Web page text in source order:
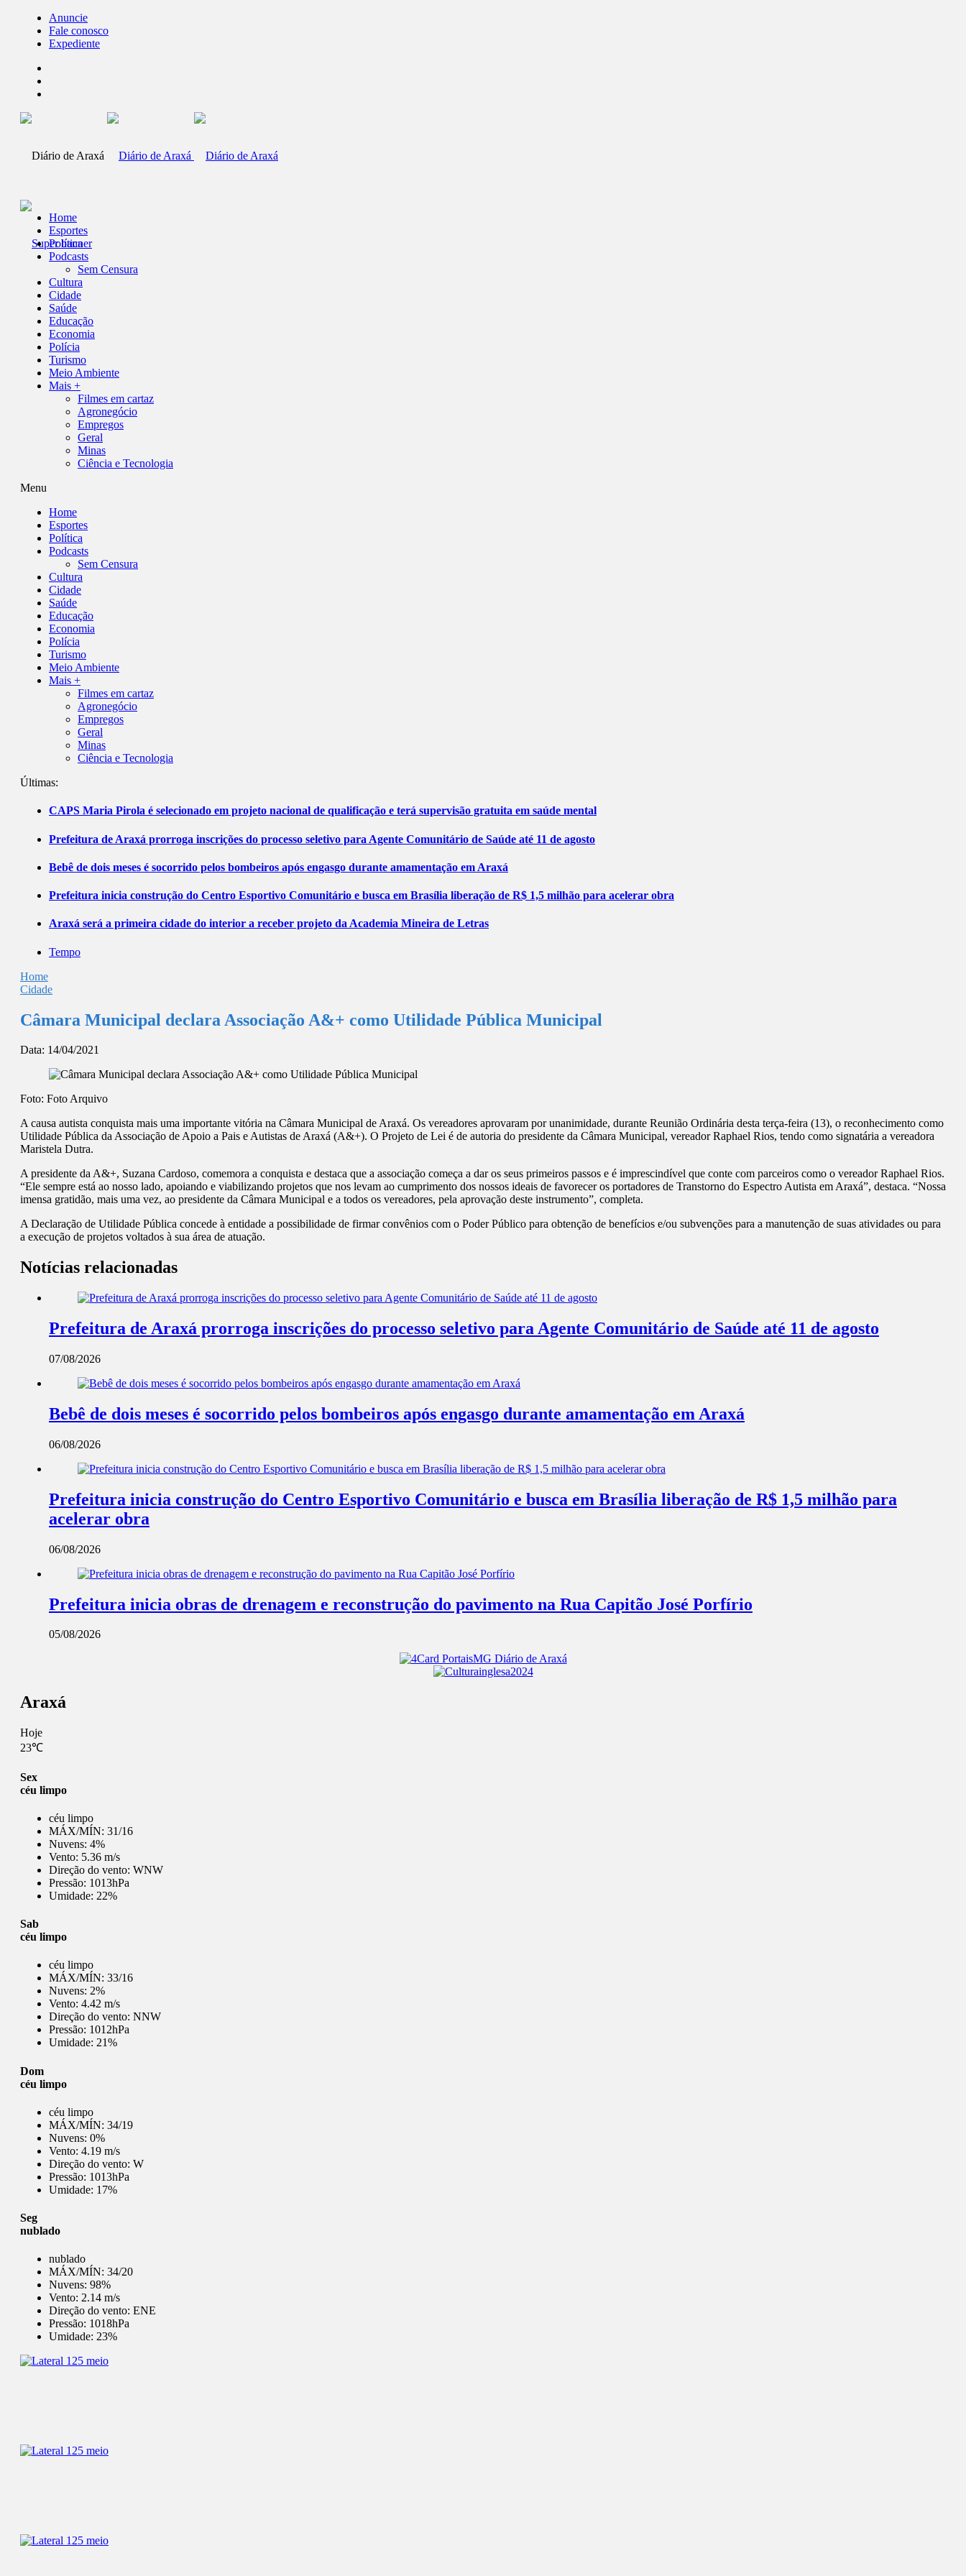
Anuncie
Fale conosco
Expediente
Home
Esportes
Política
Podcasts
Sem Censura
Cultura
Cidade
Saúde
Educação
Economia
Polícia
Turismo
Meio Ambiente
Mais +
Filmes em cartaz
Agronegócio
Empregos
Geral
Minas
Ciência e Tecnologia
Menu
Home
Esportes
Política
Podcasts
Sem Censura
Cultura
Cidade
Saúde
Educação
Economia
Polícia
Turismo
Meio Ambiente
Mais +
Filmes em cartaz
Agronegócio
Empregos
Geral
Minas
Ciência e Tecnologia
Últimas:
CAPS Maria Pirola é selecionado em projeto nacional de qualificação e terá supervisão gratuita em saúde mental
Prefeitura de Araxá prorroga inscrições do processo seletivo para Agente Comunitário de Saúde até 11 de agosto
Bebê de dois meses é socorrido pelos bombeiros após engasgo durante amamentação em Araxá
Prefeitura inicia construção do Centro Esportivo Comunitário e busca em Brasília liberação de R$ 1,5 milhão para acelerar obra
Araxá será a primeira cidade do interior a receber projeto da Academia Mineira de Letras
Tempo
Home
Cidade
Câmara Municipal declara Associação A&+ como Utilidade Pública Municipal
Data: 14/04/2021
Foto: Foto Arquivo
A causa autista conquista mais uma importante vitória na Câmara Municipal de Araxá. Os vereadores aprovaram por unanimidade, durante Reunião Ordinária desta terça-feira (13), o reconhecimento como
Utilidade Pública da Associação de Apoio a Pais e Autistas de Araxá (A&+). O Projeto de Lei é de autoria do presidente da Câmara Municipal, vereador Raphael Rios, tendo como signatária a vereadora
Maristela Dutra.
A presidente da A&+, Suzana Cardoso, comemora a conquista e destaca que a associação começa a dar os seus primeiros passos e é imprescindível que conte com parceiros como o vereador Raphael Rios.
“Ele sempre está ao nosso lado, apoiando e viabilizando projetos que nos levam ao cumprimento dos nossos ideais de favorecer os portadores de Transtorno do Espectro Autista em Araxá”, destaca. “Nossa
imensa gratidão, mais uma vez, ao presidente da Câmara Municipal e a todos os vereadores, pela aprovação deste instrumento”, completa.
A Declaração de Utilidade Pública concede à entidade a possibilidade de firmar convênios com o Poder Público para obtenção de benefícios e/ou subvenções para a manutenção de suas atividades ou para
a execução de projetos voltados à sua área de atuação.
Notícias relacionadas
Prefeitura de Araxá prorroga inscrições do processo seletivo para Agente Comunitário de Saúde até 11 de agosto
07/08/2026
Bebê de dois meses é socorrido pelos bombeiros após engasgo durante amamentação em Araxá
06/08/2026
Prefeitura inicia construção do Centro Esportivo Comunitário e busca em Brasília liberação de R$ 1,5 milhão para
acelerar obra
06/08/2026
Prefeitura inicia obras de drenagem e reconstrução do pavimento na Rua Capitão José Porfírio
05/08/2026
Araxá
Hoje
23℃
Sex
céu limpo
céu limpo
MÁX/MÍN: 31/16
Nuvens: 4%
Vento: 5.36 m/s
Direção do vento: WNW
Pressão: 1013hPa
Umidade: 22%
Sab
céu limpo
céu limpo
MÁX/MÍN: 33/16
Nuvens: 2%
Vento: 4.42 m/s
Direção do vento: NNW
Pressão: 1012hPa
Umidade: 21%
Dom
céu limpo
céu limpo
MÁX/MÍN: 34/19
Nuvens: 0%
Vento: 4.19 m/s
Direção do vento: W
Pressão: 1013hPa
Umidade: 17%
Seg
nublado
nublado
MÁX/MÍN: 34/20
Nuvens: 98%
Vento: 2.14 m/s
Direção do vento: ENE
Pressão: 1018hPa
Umidade: 23%